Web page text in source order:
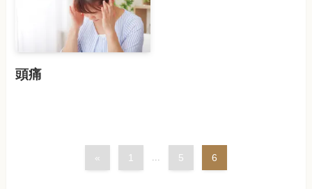
頭痛
« 1 ... 5 6